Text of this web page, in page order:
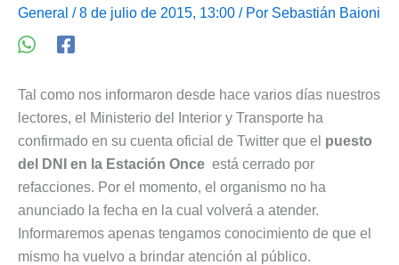
General / 8 de julio de 2015, 13:00 / Por Sebastián Baioni
Tal como nos informaron desde hace varios días nuestros
lectores, el Ministerio del Interior y Transporte ha
confirmado en su cuenta oficial de Twitter que el puesto
del DNI en la Estación Once está cerrado por
refacciones. Por el momento, el organismo no ha
anunciado la fecha en la cual volverá a atender.
Informaremos apenas tengamos conocimiento de que el
mismo ha vuelvo a brindar atención al público.